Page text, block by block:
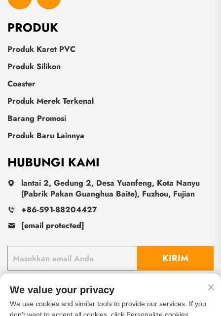
PRODUK
Produk Karet PVC
Produk Silikon
Coaster
Produk Merek Terkenal
Barang Promosi
Produk Baru Lainnya
HUBUNGI KAMI
lantai 2, Gedung 2, Desa Yuanfeng, Kota Nanyu
(Pabrik Pakan Guanghua Baite), Fuzhou, Fujian
+86-591-88204427
[email protected]
KIRIM
We value your privacy
We use cookies and similar tools to provide our services. If you